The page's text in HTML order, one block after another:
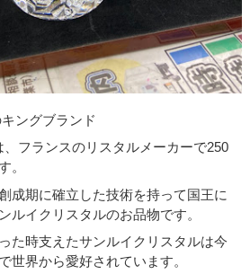
ングブランド
、フランスのリスタルメーカーで250
。
成期に確立した技術を持って国王に
ルイクリスタルのお品物です。
た時支えたサンルイクリスタルは今
世界から愛好されています。